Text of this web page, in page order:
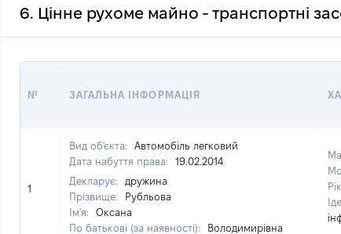
6. Цінне рухоме майно - транспортні
№ ЗАГАЛЬНА ІНФОРМАЦІЯ
1
Вид об'єкта:
Автомобіль легковий
Дата набуття права:
19.02.2014
Декларує:
дружина
Прізвище:
Рубльова
Ім'я:
Оксана
По батькові (за наявності):
Володимирівна